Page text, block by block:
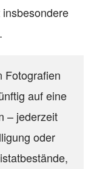
.
Fotografien
auf eine
– jederzeit
oder